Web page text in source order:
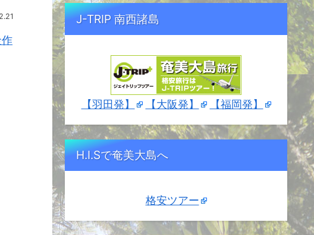
J-TRIP 南西諸島
【羽田発】 【大阪発】 【福岡発】
H.I.Sで奄美大島へ
格安ツアー